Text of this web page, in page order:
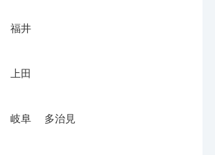
福井
上田
岐阜 多治見